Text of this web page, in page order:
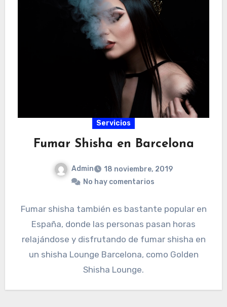
Servicios
Fumar Shisha en Barcelona
Admin
18 noviembre, 2019
No hay comentarios
Fumar shisha también es bastante popular en
España, donde las personas pasan horas
relajándose y disfrutando de fumar shisha en
un shisha Lounge Barcelona, ​​como Golden
Shisha Lounge.